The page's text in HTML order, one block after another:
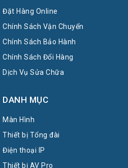
Đặt Hàng Online
Chính Sách Vận Chuyển
Chính Sách Bảo Hành
Chính Sách Đổi Hàng
Dịch Vụ Sửa Chữa
DANH MỤC
Màn Hình
Thiết bị Tổng đài
Điện thoại IP
Thiết bị AV Pro